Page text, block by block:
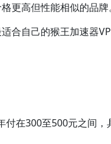
更高但性能相似的品牌。
合自己的猴王加速器
在300至500元之间，